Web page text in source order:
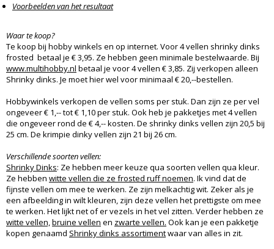
Voorbeelden van het resultaat
Waar te koop?
Te koop bij hobby winkels en op internet. Voor 4 vellen shrinky dinks
frosted betaal je € 3,95. Ze hebben geen minimale bestelwaarde. Bij
www.multihobby.nl betaal je voor 4 vellen € 3,85. Zij verkopen alleen
Shrinky dinks. Je moet hier wel voor minimaal € 20,--bestellen.
Hobbywinkels verkopen de vellen soms per stuk. Dan zijn ze per vel
ongeveer € 1,-- tot € 1,10 per stuk. Ook heb je pakketjes met 4 vellen
die ongeveer rond de € 4,-- kosten. De shrinky dinks vellen zijn 20,5 bij
25 cm. De krimpie dinky vellen zijn 21 bij 26 cm.
Verschillende soorten vellen:
Shrinky Dinks: Ze hebben meer keuze qua soorten vellen qua kleur.
Ze hebben witte vellen die ze frosted ruff noemen. Ik vind dat de
fijnste vellen om mee te werken. Ze zijn melkachtig wit. Zeker als je
een afbeelding in wilt kleuren, zijn deze vellen het prettigste om mee
te werken. Het lijkt net of er vezels in het vel zitten. Verder hebben ze
witte vellen,bruine vellen en zwarte vellen. Ook kan je een pakketje
kopen genaamd Shrinky dinks assortimentwaar van alles in zit.